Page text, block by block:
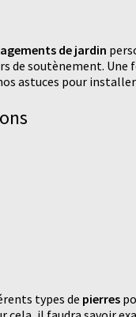
de jardin
soutènement.
astuces pour
types de pierres